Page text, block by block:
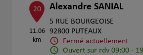
20
11.06
km
Alexandre SANIAL
5 RUE BOURGEOISE
92800 PUTEAUX
Fermé actuellement
Ouvert sur rdv 09:00 -